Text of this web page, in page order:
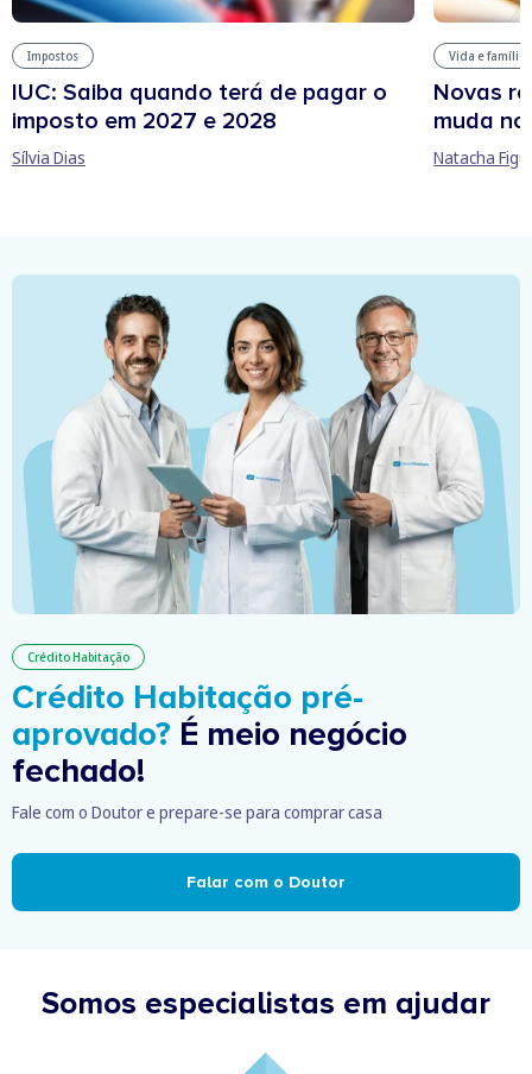
Impostos
IUC: Saiba quando terá de pagar o
imposto em 2027 e 2028
Sílvia Dias
Vida e família
Novas
muda
Natacha
Crédito Habitação
Crédito Habitação pré-
aprovado? É meio negócio
fechado!
Fale com o Doutor e prepare-se para comprar casa
Falar com o Doutor
Somos especialistas em ajudar